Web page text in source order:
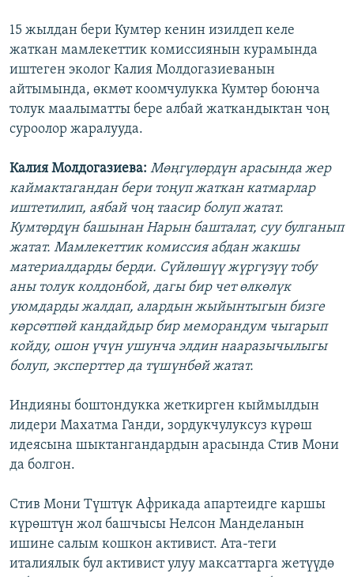
15 жылдан бери Кумтөр кенин изилдеп келе
жаткан мамлекеттик комиссиянын курамында
иштеген эколог Калия Молдогазиеванын
айтымында, өкмөт коомчулукка Кумтөр боюнча
толук маалыматты бере албай жаткандыктан чоң
суроолор жаралууда.
Калия Молдогазиева: Мөңгүлөрдүн арасында жер
каймактагандан бери тоңуп жаткан катмарлар
иштетилип, аябай чоң таасир болуп жатат.
Кумтөрдүн башынан Нарын башталат, суу булганып
жатат. Мамлекеттик комиссия абдан жакшы
материалдарды берди. Сүйлөшүү жүргүзүү тобу
аны толук колдонбой, дагы бир чет өлкөлүк
уюмдарды жалдап, алардын жыйынтыгын бизге
көрсөтпөй кандайдыр бир меморандум чыгарып
койду, ошон үчүн ушунча элдин нааразычылыгы
болуп, эксперттер да түшүнбөй жатат.
Индияны боштондукка жеткирген кыймылдын
лидери Махатма Ганди, зордукчулуксуз күрөш
идеясына шыктангандардын арасында Стив Мони
да болгон.
Стив Мони Түштүк Африкада апартеидге каршы
күрөштүн жол башчысы Нелсон Манделанын
ишине салым кошкон активист. Ата-теги
италиялык бул активист улуу максаттарга жетүүдө